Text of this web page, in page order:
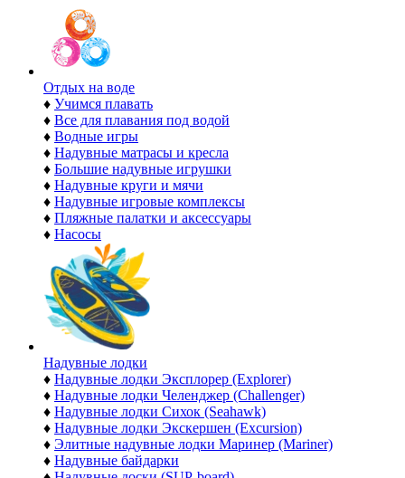
Отдых на воде
♦ Учимся плавать
♦ Все для плавания под водой
♦ Водные игры
♦ Надувные матрасы и кресла
♦ Большие надувные игрушки
♦ Надувные круги и мячи
♦ Надувные игровые комплексы
♦ Пляжные палатки и аксессуары
♦ Насосы
Надувные лодки
♦ Надувные лодки Эксплорер (Explorer)
♦ Надувные лодки Челенджер (Challenger)
♦ Надувные лодки Сихок (Seahawk)
♦ Надувные лодки Экскершен (Excursion)
♦ Элитные надувные лодки Маринер (Mariner)
♦ Надувные байдарки